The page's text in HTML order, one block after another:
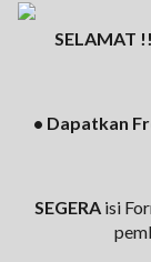
SELAMAT
• Dapatkan
SEGERAisi